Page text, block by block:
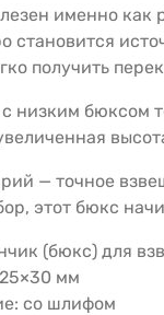
именно как
становится
получить
низким бюксом
— точное
этот бюкс
(бюкс) для
мм
со шлифом